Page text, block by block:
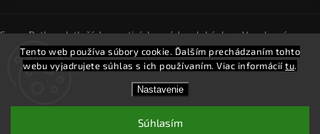
Tento web používa súbory cookie. Ďalším prechádzaním tohto
webu vyjadrujete súhlas s ich používaním. Viac informáciítu.
Nastavenie
Súhlasím
SuperPotlac.sk tlačí denne tisícky módnych kúskov. Vyrobené na
Slovensku a doručované do celého sveta :)
SuperPotlač.sk. Všetky práva vyhradené.
VytvořilShoptetShoptak.cz.